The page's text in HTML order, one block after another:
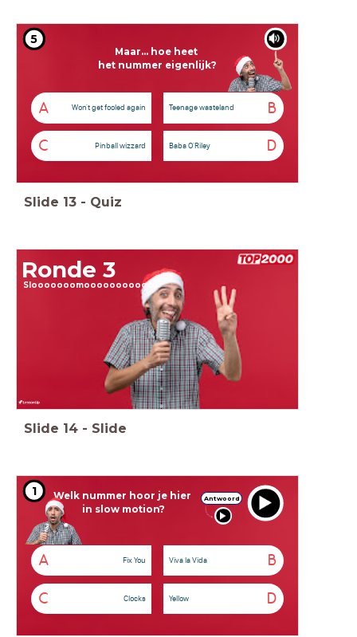
Maar... hoe heet
het nummer eigenlijk?
5
A Won't get fooled again B
Teenage wasteland
C Pinball wizzard D
Baba O'Riley
Slide 13 - Quiz
Ronde 3
Slooooooomooooooooooo
Slide 14 - Slide
Antwoord
Welk nummer hoor je hier
in slow motion?
1
A Fix You B
Viva la Vida
C Clocks D
Yellow